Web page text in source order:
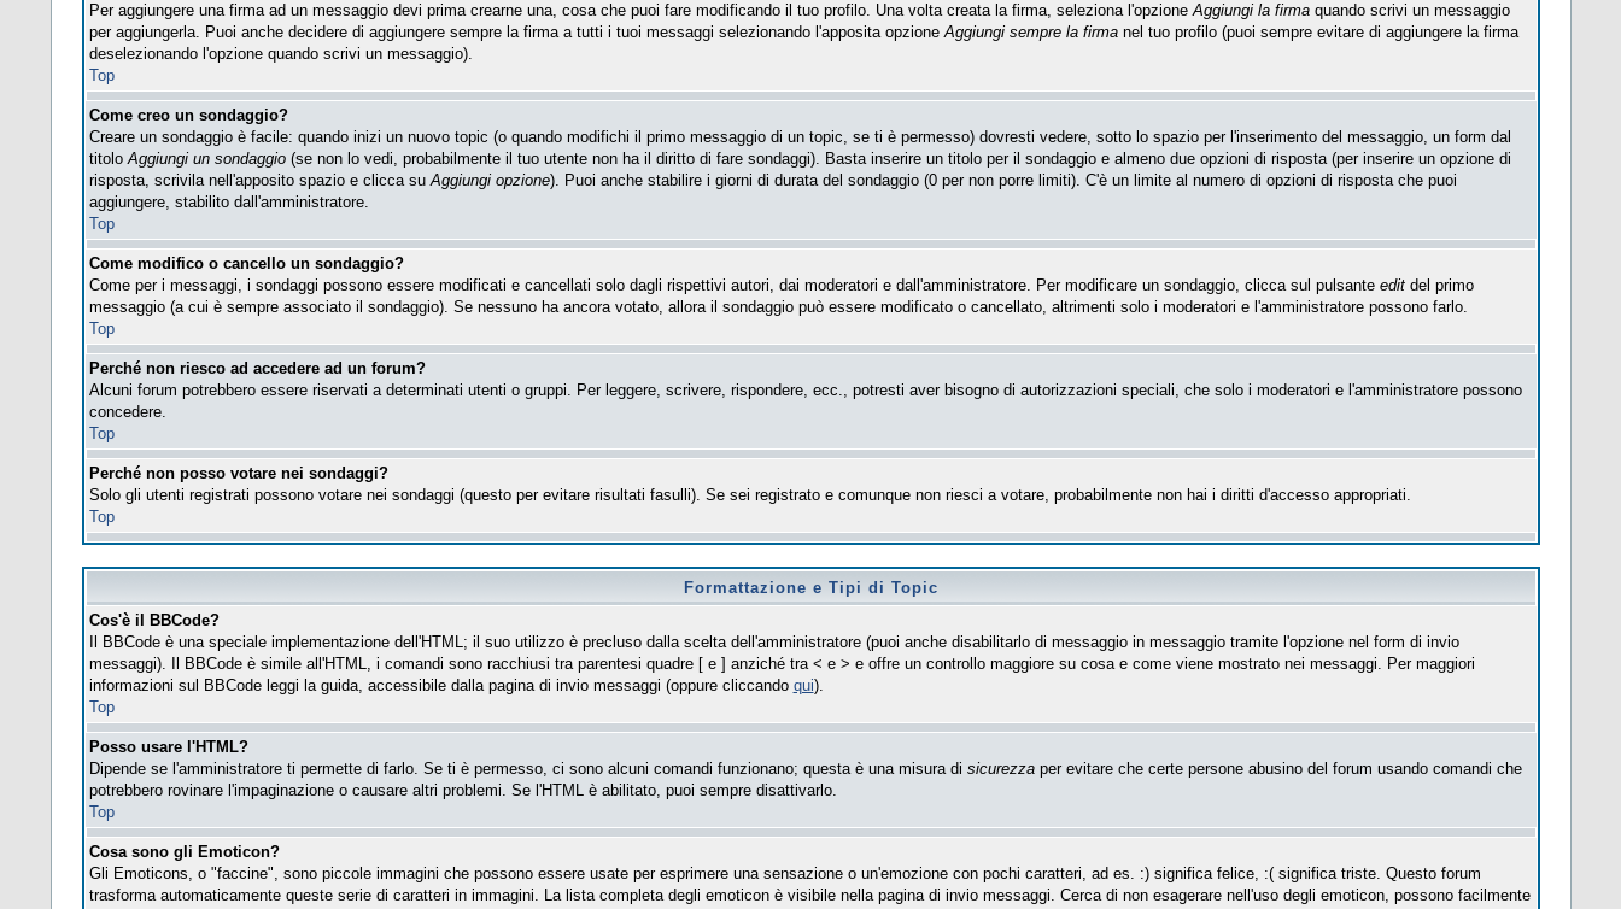
Per aggiungere una firma ad un messaggio devi prima crearne una, cosa che puoi fare modificando il tuo profilo. Una volta creata la firma, seleziona l'opzioneAggiungi la firmaquando scrivi un messaggio
per aggiungerla. Puoi anche decidere di aggiungere sempre la firma a tutti i tuoi messaggi selezionando l'apposita opzioneAggiungi sempre la firmanel tuo profilo (puoi sempre evitare di aggiungere la firma
deselezionando l'opzione quando scrivi un messaggio).
Top
Come creo un sondaggio?
Creare un sondaggio è facile: quando inizi un nuovo topic (o quando modifichi il primo messaggio di un topic, se ti è permesso) dovresti vedere, sotto lo spazio per l'inserimento del messaggio, un form dal
titoloAggiungi un sondaggio(se non lo vedi, probabilmente il tuo utente non ha il diritto di fare sondaggi). Basta inserire un titolo per il sondaggio e almeno due opzioni di risposta (per inserire un opzione di
risposta, scrivila nell'apposito spazio e clicca suAggiungi opzione). Puoi anche stabilire i giorni di durata del sondaggio (0 per non porre limiti). C'è un limite al numero di opzioni di risposta che puoi
aggiungere, stabilito dall'amministratore.
Top
Come modifico o cancello un sondaggio?
Come per i messaggi, i sondaggi possono essere modificati e cancellati solo dagli rispettivi autori, dai moderatori e dall'amministratore. Per modificare un sondaggio, clicca sul pulsante editdel primo
messaggio (a cui è sempre associato il sondaggio). Se nessuno ha ancora votato, allora il sondaggio può essere modificato o cancellato, altrimenti solo i moderatori e l'amministratore possono farlo.
Top
Perché non riesco ad accedere ad un forum?
Alcuni forum potrebbero essere riservati a determinati utenti o gruppi. Per leggere, scrivere, rispondere, ecc., potresti aver bisogno di autorizzazioni speciali, che solo i moderatori e l'amministratore possono
concedere.
Top
Perché non posso votare nei sondaggi?
Solo gli utenti registrati possono votare nei sondaggi (questo per evitare risultati fasulli). Se sei registrato e comunque non riesci a votare, probabilmente non hai i diritti d'accesso appropriati.
Top
Formattazione e Tipi di Topic
Cos'è il BBCode?
Il BBCode è una speciale implementazione dell'HTML; il suo utilizzo è precluso dalla scelta dell'amministratore (puoi anche disabilitarlo di messaggio in messaggio tramite l'opzione nel form di invio
messaggi). Il BBCode è simile all'HTML, i comandi sono racchiusi tra parentesi quadre [ e ] anziché tra < e > e offre un controllo maggiore su cosa e come viene mostrato nei messaggi. Per maggiori
informazioni sul BBCode leggi la guida, accessibile dalla pagina di invio messaggi (oppure cliccando qui).
Top
Posso usare l'HTML?
Dipende se l'amministratore ti permette di farlo. Se ti è permesso, ci sono alcuni comandi funzionano; questa è una misura di sicurezzaper evitare che certe persone abusino del forum usando comandi che
potrebbero rovinare l'impaginazione o causare altri problemi. Se l'HTML è abilitato, puoi sempre disattivarlo.
Top
Cosa sono gli Emoticon?
Gli Emoticons, o "faccine", sono piccole immagini che possono essere usate per esprimere una sensazione o un'emozione con pochi caratteri, ad es. :) significa felice, :( significa triste. Questo forum
trasforma automaticamente queste serie di caratteri in immagini. La lista completa degli emoticon è visibile nella pagina di invio messaggi. Cerca di non esagerare nell'uso degli emoticon, possono facilmente